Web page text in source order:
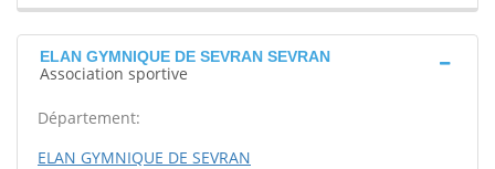
ELAN GYMNIQUE DE SEVRAN SEVRAN
Association sportive
Département:
ELAN GYMNIQUE DE SEVRAN